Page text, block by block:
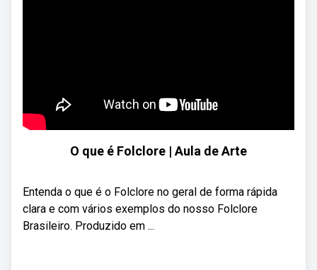
O que é Folclore | Aula de Arte
Entenda o que é o Folclore no geral de forma rápida
clara e com vários exemplos do nosso Folclore
Brasileiro. Produzido em ...